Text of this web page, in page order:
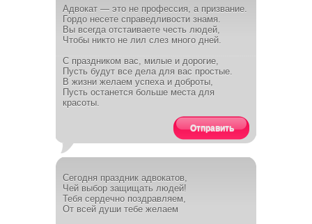
Адвокат — это не профессия, а призвание.
Гордо несете справедливости знамя.
Вы всегда отстаиваете честь людей,
Чтобы никто не лил слез много дней.
С праздником вас, милые и дорогие,
Пусть будут все дела для вас простые.
В жизни желаем успеха и доброты,
Пусть останется больше места для
красоты.
Отправить
Сегодня праздник адвокатов,
Чей выбор защищать людей!
Тебя сердечно поздравляем,
От всей души тебе желаем